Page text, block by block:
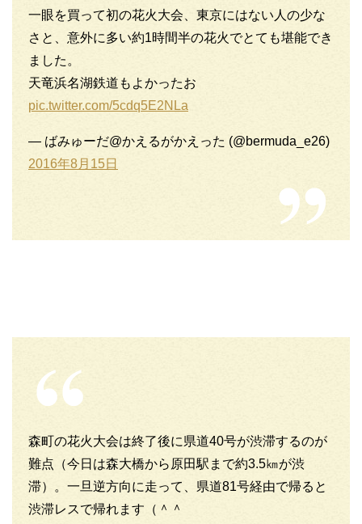
一眼を買って初の花火大会、東京にはない人の少な
さと、意外に多い約1時間半の花火でとても堪能でき
ました。
天竜浜名湖鉄道もよかったお
pic.twitter.com/5cdq5E2NLa
— ばみゅーだ@かえるがかえった (@bermuda_e26)
2016年8月15日
森町の花火大会は終了後に県道40号が渋滞するのが
難点（今日は森大橋から原田駅まで約3.5㎞が渋
滞）。一旦逆方向に走って、県道81号経由で帰ると
渋滞レスで帰れます（＾＾